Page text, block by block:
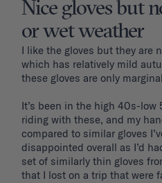
Nice gloves but
or wet weather
I like the gloves but they are
which has relatively mild
these gloves are only
It’s been in the high 40s-low
riding with these, and my
compared to similar gloves
disappointed overall as I’d
set of similarly thin gloves
that I lost on a trip that were